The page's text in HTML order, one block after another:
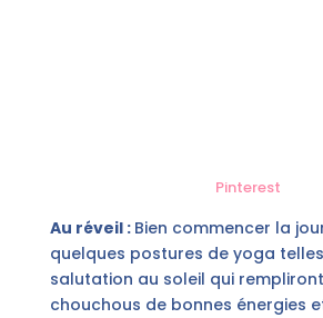
Pinterest
Au réveil : Bien commencer la
quelques postures de yoga
salutation au soleil qui
chouchous de bonnes énergies